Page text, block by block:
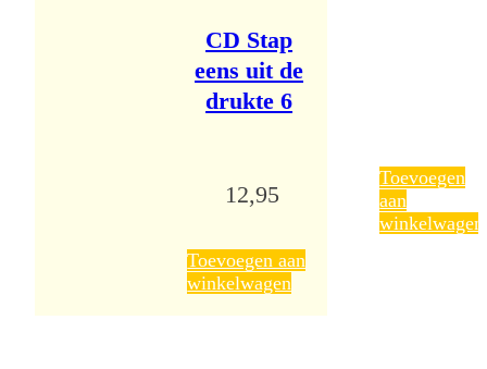
CD Stap
eens uit de
drukte 6
12,95
Toevoegen aan
winkelwagen
NIEUW
Toevoegen
aan
winkelwagen